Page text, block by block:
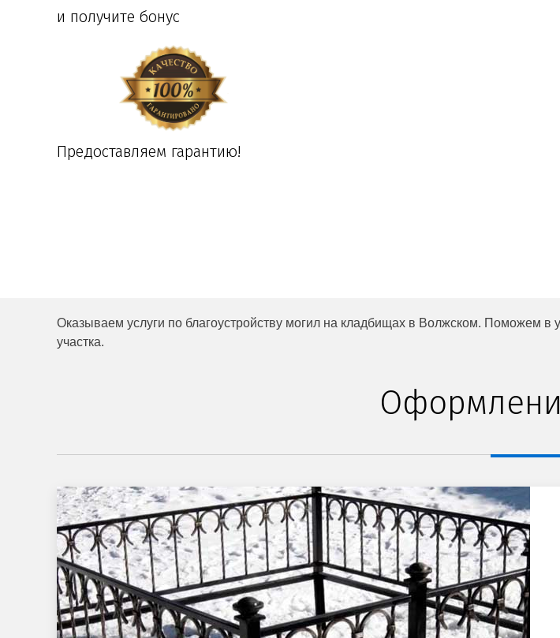
и получите бонус
Предоставляем гарантию!
Оказываем услуги по благоустройству могил на кладбищах в Волжском. Поможем в
участка.